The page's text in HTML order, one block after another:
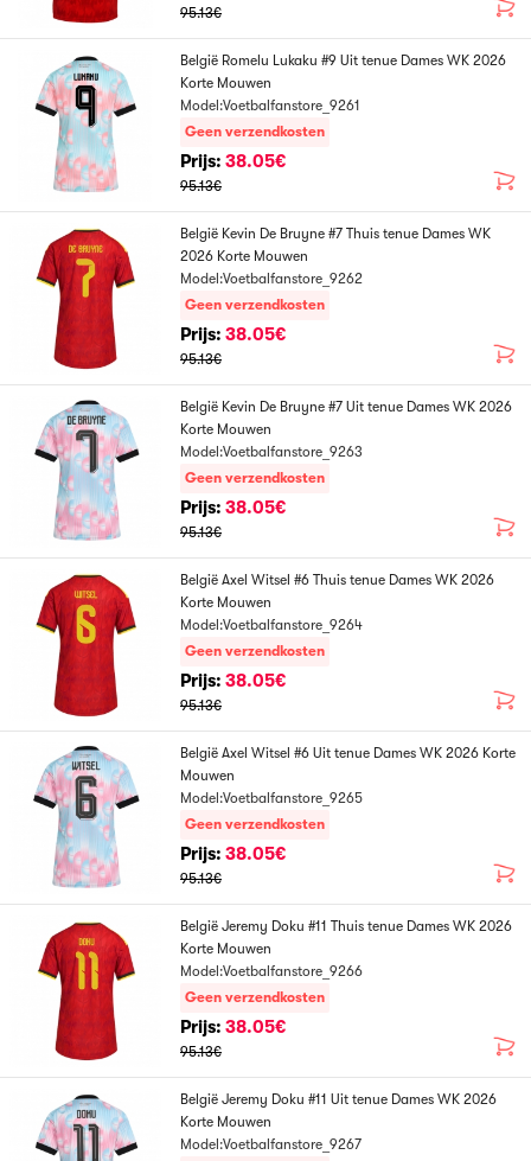
95.13€
België Romelu Lukaku #9 Uit tenue Dames WK 2026
Korte Mouwen
Model:Voetbalfanstore_9261
Geen verzendkosten
Prijs: 38.05€
95.13€
België Kevin De Bruyne #7 Thuis tenue Dames WK
2026 Korte Mouwen
Model:Voetbalfanstore_9262
Geen verzendkosten
Prijs: 38.05€
95.13€
België Kevin De Bruyne #7 Uit tenue Dames WK 2026
Korte Mouwen
Model:Voetbalfanstore_9263
Geen verzendkosten
Prijs: 38.05€
95.13€
België Axel Witsel #6 Thuis tenue Dames WK 2026
Korte Mouwen
Model:Voetbalfanstore_9264
Geen verzendkosten
Prijs: 38.05€
95.13€
België Axel Witsel #6 Uit tenue Dames WK 2026 Korte
Mouwen
Model:Voetbalfanstore_9265
Geen verzendkosten
Prijs: 38.05€
95.13€
België Jeremy Doku #11 Thuis tenue Dames WK 2026
Korte Mouwen
Model:Voetbalfanstore_9266
Geen verzendkosten
Prijs: 38.05€
95.13€
België Jeremy Doku #11 Uit tenue Dames WK 2026
Korte Mouwen
Model:Voetbalfanstore_9267